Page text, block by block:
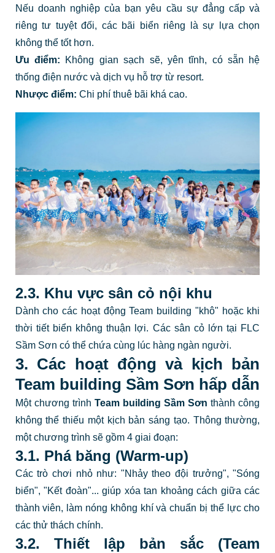
Nếu doanh nghiệp của bạn yêu cầu sự đẳng cấp và
riêng tư tuyệt đối, các bãi biển riêng là sự lựa chọn
không thể tốt hơn.
Ưu điểm: Không gian sạch sẽ, yên tĩnh, có sẵn hệ
thống điện nước và dịch vụ hỗ trợ từ resort.
Nhược điểm: Chi phí thuê bãi khá cao.
2.3. Khu vực sân cỏ nội khu
Dành cho các hoạt động Team building "khô" hoặc khi
thời tiết biển không thuận lợi. Các sân cỏ lớn tại FLC
Sầm Sơn có thể chứa cùng lúc hàng ngàn người.
3. Các hoạt động và kịch bản
Team building Sầm Sơn hấp dẫn
Một chương trình Team building Sầm Sơn thành công
không thể thiếu một kịch bản sáng tạo. Thông thường,
một chương trình sẽ gồm 4 giai đoạn:
3.1. Phá băng (Warm-up)
Các trò chơi nhỏ như: "Nhảy theo đội trưởng", "Sóng
biển", "Kết đoàn"... giúp xóa tan khoảng cách giữa các
thành viên, làm nóng không khí và chuẩn bị thể lực cho
các thử thách chính.
3.2. Thiết lập bản sắc (Team